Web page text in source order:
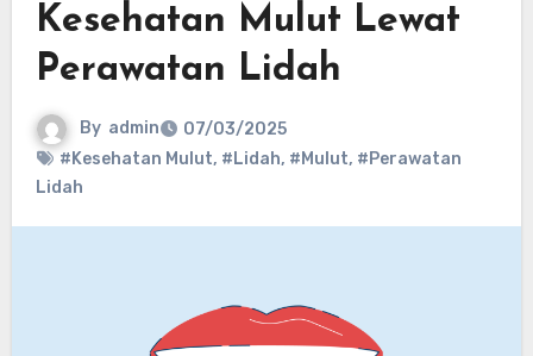
Kesehatan Mulut Lewat
Perawatan Lidah
By admin
07/03/2025
#Kesehatan Mulut, #Lidah, #Mulut, #Perawatan
Lidah